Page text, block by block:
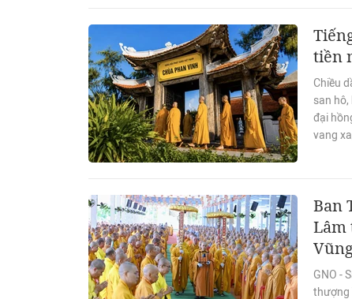
tiền
Chiều
san
đại
vang
Ban
Lâm
GNO -
thượng